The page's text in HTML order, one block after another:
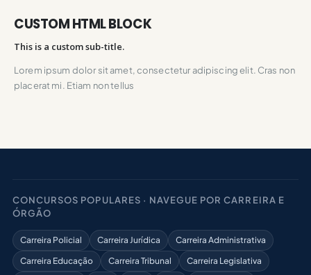
CUSTOM HTML BLOCK
This is a custom sub-title.
Lorem ipsum dolor sit amet, consectetur adipiscing elit. Cras non
placerat mi. Etiam non tellus
CONCURSOS POPULARES · NAVEGUE POR CARREIRA E
ÓRGÃO
Carreira Policial Carreira Jurídica
Carreira Administrativa
Carreira Educação
Carreira Tribunal
Carreira Legislativa